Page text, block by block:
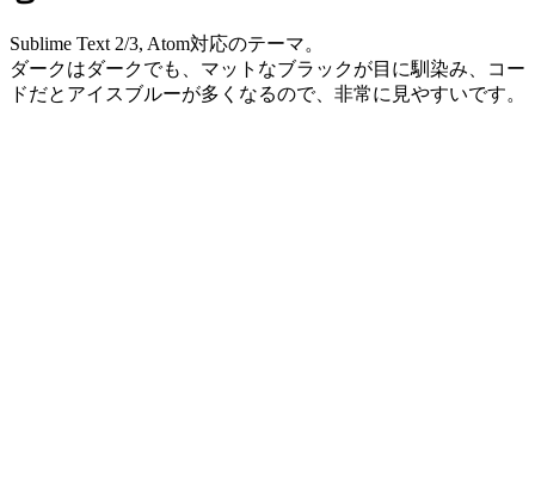
Sublime Text 2/3, Atom対応のテーマ。
ダークはダークでも、マットなブラックが目に馴染み、コー
ドだとアイスブルーが多くなるので、非常に見やすいです。